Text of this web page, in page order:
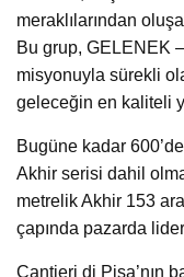
meraklılarından
Bu grup, GELENEK
misyonuyla sürekli
geleceğin en kaliteli
Bugüne kadar
Akhir serisi dahil
metrelik Akhir 153
çapında pazarda
Cantieri di Pisa’nın